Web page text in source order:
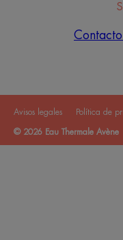
Contacto
Avisos legales Política de
© 2026 Eau Thermale Avène